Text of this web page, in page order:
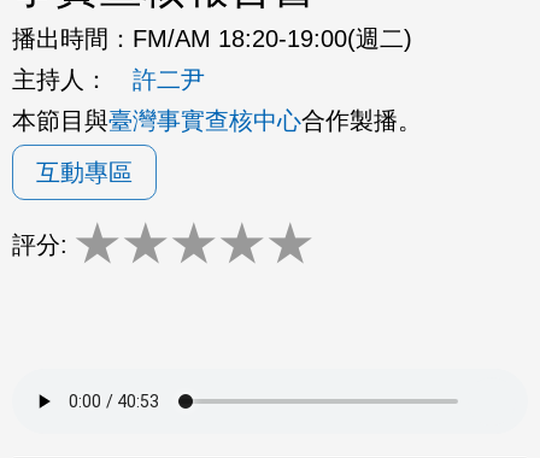
播出時間： FM/AM 18:20-19:00(週二)
主持人：
許二尹
本節目與臺灣事實查核中心合作製播。
互動專區
評分: ★★★★★